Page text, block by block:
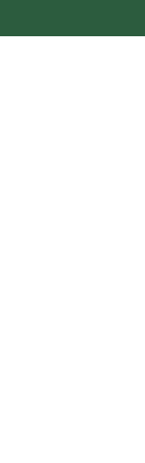
überspringen